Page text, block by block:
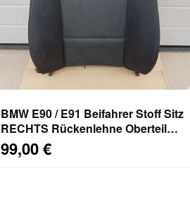
BMW E90 / E91 Beifahrer Stoff Sitz
RECHTS Rückenlehne Oberteil
Fluid anthrazit
99,00 €